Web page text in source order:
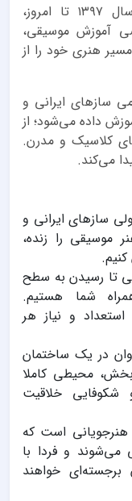
، از سال ۱۳۹۷ تا امروز،
آموزش موسیقی،
هنری خود را از
سازهای ایرانی و
داده می‌شود؛ از
کلاسیک و مدرن.
می‌کند.
سازهای ایرانی و
موسیقی را زنده،
تا رسیدن به سطح
شما هستیم.
و نیاز هر
در یک ساختمان
محیطی کاملا
شکوفایی خلاقیت
هنرجویانی است که
می‌شوند و فردا با
برجسته‌ای خواهند